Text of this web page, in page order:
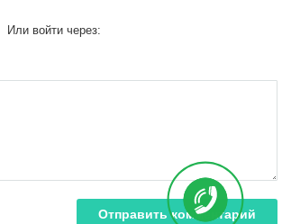
Или войти через:
Отправить комментарий